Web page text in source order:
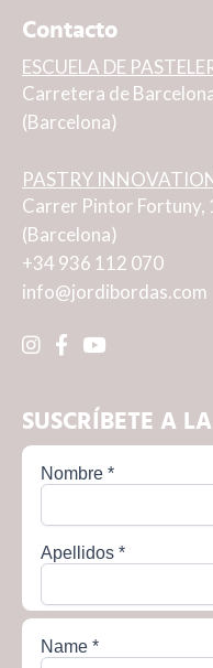
Contacto
ESCUELA DE
Carretera de
(Barcelona)
PASTRY
Carrer Pintor Fortuny,
(Barcelona)
+34 936 112 070
info@jordibordas.com
SUSCRÍBETE A